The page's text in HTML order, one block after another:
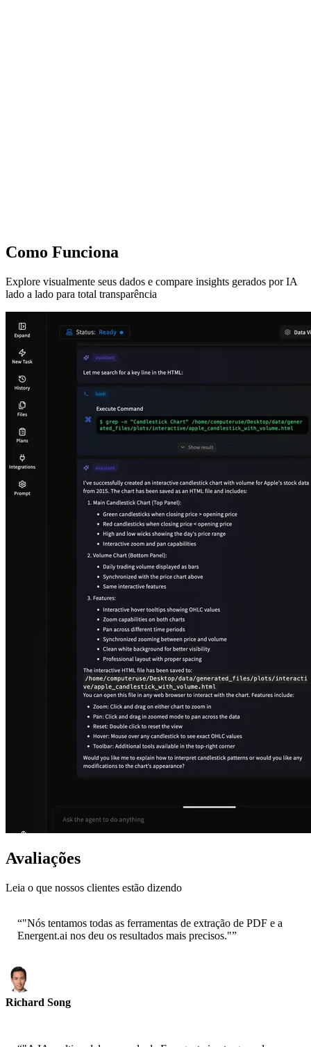
Como Funciona
Explore visualmente seus dados e compare insights gerados por IA
lado a lado para total transparência
Avaliações
Leia o que nossos clientes estão dizendo
“"Nós tentamos todas as ferramentas de extração de PDF e a
Energent.ai nos deu os resultados mais precisos."”
Richard Song